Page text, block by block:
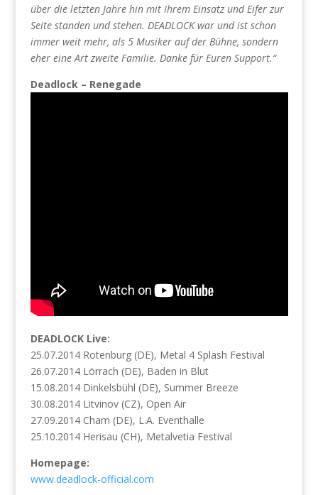
über die letzten Jahre hin mit Ihrem Einsatz und Eifer zur
Seite standen und stehen. DEADLOCK war und ist schon
immer weit mehr, als 5 Musiker auf der Bühne, sondern
eher eine Art zweite Familie. Danke für Euren Support.“
Deadlock – Renegade
DEADLOCK Live:
25.07.2014 Rotenburg (DE), Metal 4 Splash Festival
26.07.2014 Lörrach (DE), Baden in Blut
15.08.2014 Dinkelsbühl (DE), Summer Breeze
30.08.2014 Litvinov (CZ), Open Air
27.09.2014 Cham (DE), L.A. Eventhalle
25.10.2014 Herisau (CH), Metalvetia Festival
Homepage:
www.deadlock-official.com